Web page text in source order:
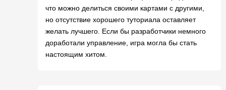
что можно делиться своими картами с другими,
но отсутствие хорошего туториала оставляет
желать лучшего. Если бы разработчики немного
доработали управление, игра могла бы стать
настоящим хитом.